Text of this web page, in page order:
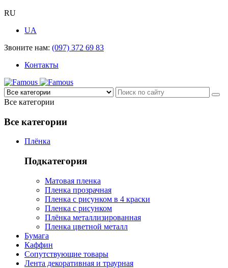
RU
UA
Звоните нам: (097) 372 69 83
Контакты
Все категории
Все категории
Плёнка
Подкатегория
Матовая пленка
Пленка прозрачная
Пленка с рисунком в 4 краски
Пленка с рисунком
Плёнка металлизированная
Пленка цветной металл
Бумага
Каффин
Сопутствующие товары
Лента декоративная и траурная